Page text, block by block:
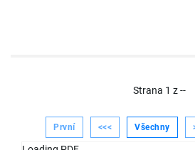
Strana 1 z--
První <<< Všechny